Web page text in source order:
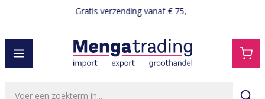
Gratis verzending vanaf € 75,-